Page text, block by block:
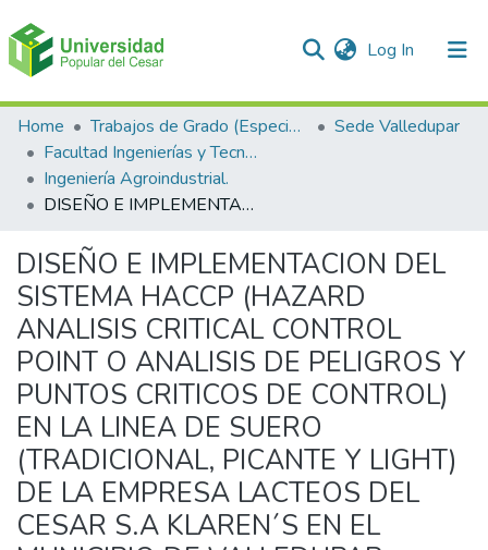
Log In (current)
Communities & Collections
All of DSpace
Statistics
Home Trabajos de Grado (Especializaciones y Pregrados)
Sede Valledupar
Facultad Ingenierías y Tecnologías
Ingeniería Agroindustrial.
DISEÑO E IMPLEMENTACION DEL SISTEMA HACCP (HAZARD ANALISIS CRITICAL CONTROL POINT O ANALISIS DE PELIGROS Y PUNTOS CRITICOS DE CONTROL) EN LA LINEA DE SUERO (TRADICIONAL, PICANTE Y LIGHT) DE LA EMPRESA LACTEOS DEL CESAR S.A KLAREN´S EN EL MUNICIPIO DE VALLEDUPAR.
DISEÑO E IMPLEMENTACION DEL
SISTEMA HACCP (HAZARD
ANALISIS CRITICAL CONTROL
POINT O ANALISIS DE PELIGROS Y
PUNTOS CRITICOS DE CONTROL)
EN LA LINEA DE SUERO
(TRADICIONAL, PICANTE Y LIGHT)
DE LA EMPRESA LACTEOS DEL
CESAR S.A KLAREN´S EN EL